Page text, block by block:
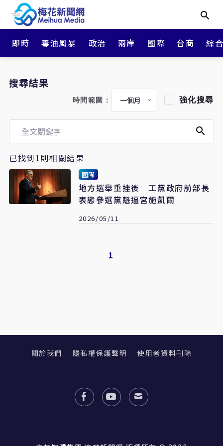
即時 毒油風暴 政治 兩岸 國際 台商 綜
搜尋結果
時間範圍： 強化搜尋
已找到1則相關結果
國際
地方選舉重挫後 工黨政府前部長
表態參選黨魁逼宮施凱爾
2026/05/11
1
關於我們 隱私權保護聲明 使用者資料刪除